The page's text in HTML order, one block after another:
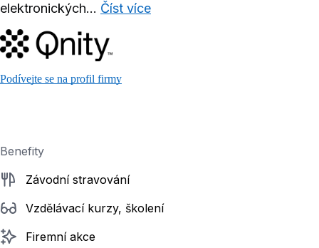
elektronických... Číst více
Podívejte se na profil firmy
Benefity
Závodní stravování
Vzdělávací kurzy, školení
Firemní akce